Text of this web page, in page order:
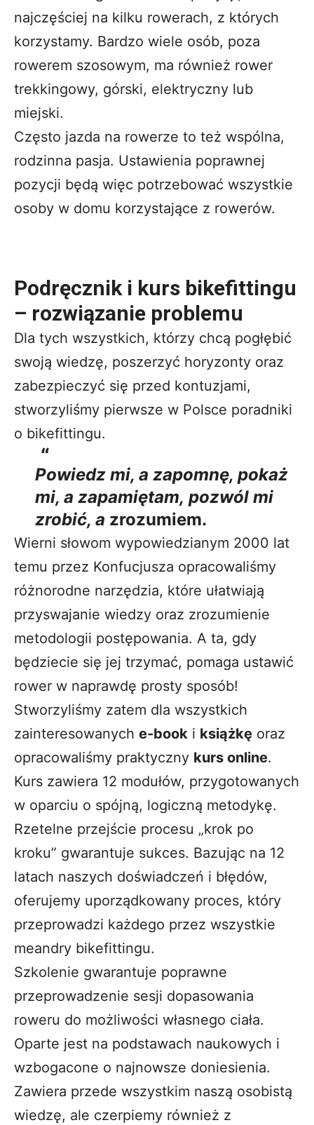
najczęściej na kilku rowerach, z których
korzystamy. Bardzo wiele osób, poza
rowerem szosowym, ma również rower
trekkingowy, górski, elektryczny lub
miejski.
Często jazda na rowerze to też wspólna,
rodzinna pasja. Ustawienia poprawnej
pozycji będą więc potrzebować wszystkie
osoby w domu korzystające z rowerów.
Podręcznik i kurs bikefittingu
– rozwiązanie problemu
Dla tych wszystkich, którzy chcą pogłębić
swoją wiedzę, poszerzyć horyzonty oraz
zabezpieczyć się przed kontuzjami,
stworzyliśmy pierwsze w Polsce poradniki
o bikefittingu.
Powiedz mi, a zapomnę, pokaż
mi, a zapamiętam, pozwól mi
zrobić, a zrozumiem.
Wierni słowom wypowiedzianym 2000 lat
temu przez Konfucjusza opracowaliśmy
różnorodne narzędzia, które ułatwiają
przyswajanie wiedzy oraz zrozumienie
metodologii postępowania. A ta, gdy
będziecie się jej trzymać, pomaga ustawić
rower w naprawdę prosty sposób!
Stworzyliśmy zatem dla wszystkich
zainteresowanych e-book i książkę oraz
opracowaliśmy praktyczny kurs online.
Kurs zawiera 12 modułów, przygotowanych
w oparciu o spójną, logiczną metodykę.
Rzetelne przejście procesu „krok po
kroku” gwarantuje sukces. Bazując na 12
latach naszych doświadczeń i błędów,
oferujemy uporządkowany proces, który
przeprowadzi każdego przez wszystkie
meandry bikefittingu.
Szkolenie gwarantuje poprawne
przeprowadzenie sesji dopasowania
roweru do możliwości własnego ciała.
Oparte jest na podstawach naukowych i
wzbogacone o najnowsze doniesienia.
Zawiera przede wszystkim naszą osobistą
wiedzę, ale czerpiemy również z